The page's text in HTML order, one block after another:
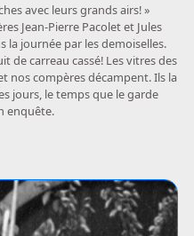
avec leurs grands airs! »
Jean-Pierre Pacolet et Jules
journée par les demoiselles.
de carreau cassé! Les vitres des
nos compères décampent. Ils la
jours, le temps que le garde
enquête.